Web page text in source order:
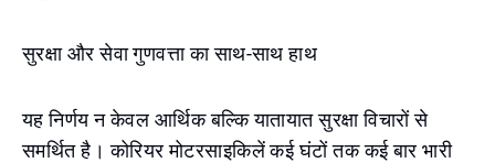
सुरक्षा और सेवा गुणवत्ता का साथ-साथ हाथ
यह निर्णय न केवल आर्थिक बल्कि यातायात सुरक्षा विचारों से
समर्थित है। कोरियर मोटरसाइकिलें कई घंटों तक कई बार भारी